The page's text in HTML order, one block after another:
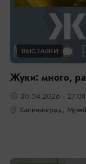
ВЫСТАВКИ
Жуки: много,
30.04.2026 -
Калининград,